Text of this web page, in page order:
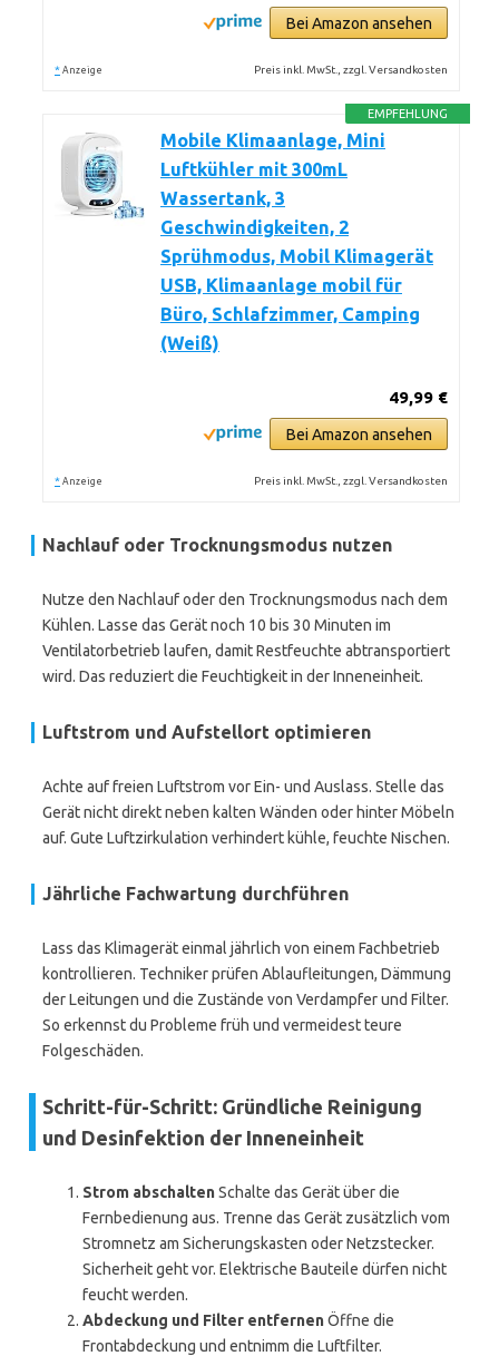
Bei Amazon ansehen
* Anzeige Preis inkl. MwSt., zzgl. Versandkosten
EMPFEHLUNG
Mobile Klimaanlage, Mini
Luftkühler mit 300mL
Wassertank, 3
Geschwindigkeiten, 2
Sprühmodus, Mobil Klimagerät
USB, Klimaanlage mobil für
Büro, Schlafzimmer, Camping
(Weiß)
49,99 €
Bei Amazon ansehen
* Anzeige Preis inkl. MwSt., zzgl. Versandkosten
Nachlauf oder Trocknungsmodus nutzen
Nutze den Nachlauf oder den Trocknungsmodus nach dem
Kühlen. Lasse das Gerät noch 10 bis 30 Minuten im
Ventilatorbetrieb laufen, damit Restfeuchte abtransportiert
wird. Das reduziert die Feuchtigkeit in der Inneneinheit.
Luftstrom und Aufstellort optimieren
Achte auf freien Luftstrom vor Ein- und Auslass. Stelle das
Gerät nicht direkt neben kalten Wänden oder hinter Möbeln
auf. Gute Luftzirkulation verhindert kühle, feuchte Nischen.
Jährliche Fachwartung durchführen
Lass das Klimagerät einmal jährlich von einem Fachbetrieb
kontrollieren. Techniker prüfen Ablaufleitungen, Dämmung
der Leitungen und die Zustände von Verdampfer und Filter.
So erkennst du Probleme früh und vermeidest teure
Folgeschäden.
Schritt-für-Schritt: Gründliche Reinigung
und Desinfektion der Inneneinheit
Strom abschaltenSchalte das Gerät über die
Fernbedienung aus. Trenne das Gerät zusätzlich vom
Stromnetz am Sicherungskasten oder Netzstecker.
Sicherheit geht vor. Elektrische Bauteile dürfen nicht
feucht werden.
Abdeckung und Filter entfernenÖffne die
Frontabdeckung und entnimm die Luftfilter.